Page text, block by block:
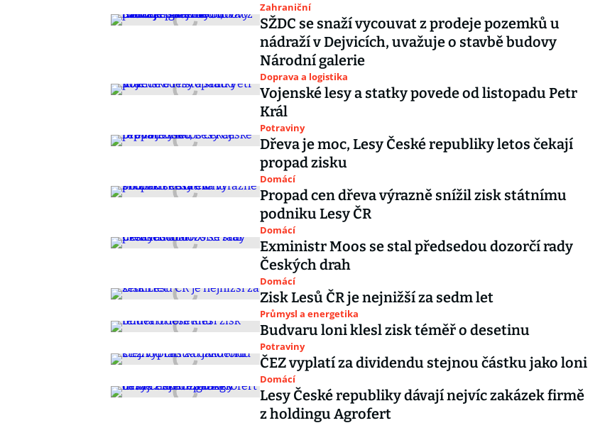
Zahraniční
SŽDC se snaží vycouvat z prodeje pozemků u
nádraží v Dejvicích, uvažuje o stavbě budovy
Národní galerie
Doprava a logistika
Vojenské lesy a statky povede od listopadu Petr
Král
Potraviny
Dřeva je moc, Lesy České republiky letos čekají
propad zisku
Domácí
Propad cen dřeva výrazně snížil zisk státnímu
podniku Lesy ČR
Domácí
Exministr Moos se stal předsedou dozorčí rady
Českých drah
Domácí
Zisk Lesů ČR je nejnižší za sedm let
Průmysl a energetika
Budvaru loni klesl zisk téměř o desetinu
Potraviny
ČEZ vyplatí za dividendu stejnou částku jako loni
Domácí
Lesy České republiky dávají nejvíc zakázek firmě
z holdingu Agrofert